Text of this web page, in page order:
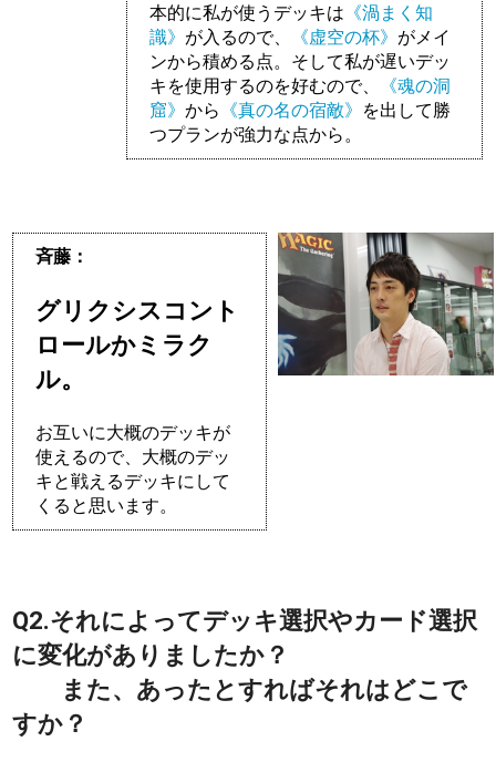
本的に私が使うデッキは 《渦まく知
識》 が入るので、 《虚空の杯》 がメイ
ンから積める点。そして私が遅いデッ
キを使用するのを好むので、
《魂の洞
窟》から 《真の名の宿敵》 を出して勝
つプランが強力な点から。
斉藤：
グリクシスコント
ロールかミラク
ル。
お互いに大概のデッキが
使えるので、大概のデッ
キと戦えるデッキにして
くると思います。
Q2.それによってデッキ選択やカード選択
に変化がありましたか？
また、あったとすればそれはどこで
すか？